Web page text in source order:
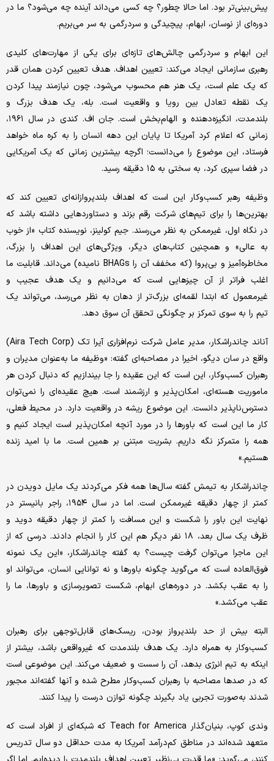
پیش‌بینی‌تر بود. اما حالا چطور؟ چه کسی می‌داند آینده چه می‌شود؟ ما در
دوره‌ای از نوسان، ابهام، پیچیدگی و سردرگمی به سر می‌بریم.
این ابهام و سردرگمی چالش‌های تازه‌ای برای یکی از مهارت‌های کلیدی
رهبری سازمانی ایجاد می‌کند: تعیین اهداف. هدف تعیین کردن همان قدر
که یک علم است، یک هنر هم محسوب می‌شود، چون نیازمند پیدا کردن
یک نقطه تعادل بین رویا و واقعیت است. بله، یک هدف بزرگ و
بلندمدت، انگیزه‌دهنده و الهام‌بخش است. جان اف. کندی در سال ۱۹۶۱،
زمانی که اعلام کرد آمریکا تا پایان این دهه انسان را به کره ماه خواهد
فرستاد، این موضوع را می‌دانست؛ اگرچه بیشترین زمانی که یک آمریکایی
در فضا سپری کرد، به سختی به ۱۵ دقیقه رسید.
وظیفه رهبر کسب‌وکار این است که اهداف بلندپروازانه‌ای تعیین کند که
بهترین‌ها را برای تیم‌های شرکت رقم بزند و دستاوردهایی داشته باشد که
در نگاه اول، غیرممکن به نظر می‌رسند. جیم کولینز، نویسنده کتاب‌ «از خوب
به عالی» و همچنین کتاب‌های دیگر، ویژگی‌های این اهداف را بزرگ،
مخاطره‌آمیز و بی‌پروا (که مخفف آن را BHAGs نامیده) می‌داند. قابلیت ما
اغلب فراتر از آن چیزهایی است که می‌دانیم و یک هدف عجیب و
غیرمعمول که ابتدا لقمه‌ای بزرگ‌تر از دهان به نظر می‌رسد، می‌تواند یک
تیم را به سوی تمرکز بر چگونگی تحقق آن سوق دهد.
آناند چاندراشکار، مدیر عامل شرکت نرم‌افزاری آیرا تک (Aira Tech Corp)
واقع در سان دیگو، اخیرا در مصاحبه‌ای گفته: «وظیفه ما به‌عنوان مدیران و
رهبران کسب‌وکار، این است که این عقیده را جا بیندازیم که دنبال کردن هر
ماموریت هسته‌ای، امکان‌پذیر و ارزشمند است. هیچ عقیده‌ای را نمی‌توان
دسترس‌ناپذیر دانست. این موضوع ریشه در واقعیت دارد. در محیط فعلی،
کار ما این است که باورها را در مورد آنچه امکان‌پذیر است ایجاد کنیم و
همه را متمرکز نگه داریم. بشریت مبتنی بر همین است. ما با امید زنده
هستیم.»
چاندراشکار به تیمش گفته سال‌ها همه فکر می‌کردند یک مایل دویدن در
کمتر از چهار دقیقه غیرممکن است. اما در سال ۱۹۵۴، راجر بانیستر در
نهایت این باور را شکست و این مسافت را کمتر از چهار دقیقه دوید و
ظرف یک سال بعد، ۱۸ نفر دیگر هم این کار را انجام دادند. درسی که از
این ماجرا می‌توان گرفت چیست؟ به گفته چاندراشکار، «این یک نمونه
فوق‌العاده است که می‌گوید چگونه باورها و نه توانایی انسان، می‌تواند او
را به عقب بکشد. در دوره‌های ابهام، شکست تصویرسازی و باورها، ما را
عقب می‌کشد.»
البته بیش از حد بلندپرواز بودن، ریسک‌های قابل‌توجهی برای رهبران
کسب‌وکار به همراه دارد. یک هدف بلندمدت که غیرواقعی باشد، بیشتر از
اینکه به تیم انرژی بدهد، آن را سست و ضعیف می‌کند. این موضوعی است
که در صدها مصاحبه با رهبران کسب‌وکار مطرح شده و آنها گفته‌اند مجبور
شدند به‌صورت تجربی یاد بگیرند چگونه توازن درست را پیدا کنند.
وندی کوپ، بنیان‌گذار Teach for America که شبکه‌ای از افراد است که
متعهد شده‌اند در مناطق کم‌درآمد آمریکا به مدت حداقل دو سال تدریس